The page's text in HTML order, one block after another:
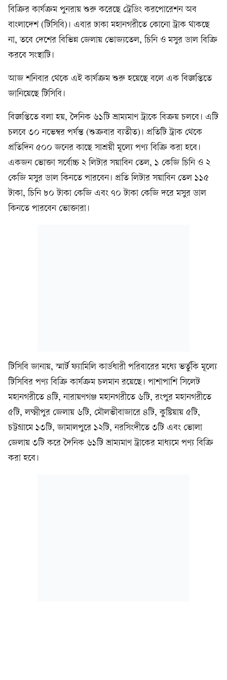
বিক্রির কার্যক্রম পুনরায় শুরু করেছে ট্রেডিং করপোরেশন অব
বাংলাদেশ (টিসিবি)। এবার ঢাকা মহানগরীতে কোনো ট্রাক থাকছে
না, তবে দেশের বিভিন্ন জেলায় ভোজ্যতেল, চিনি ও মসুর ডাল বিক্রি
করবে সংস্থাটি।
আজ শনিবার থেকে এই কার্যক্রম শুরু হয়েছে বলে এক বিজ্ঞপ্তিতে
জানিয়েছে টিসিবি।
বিজ্ঞপ্তিতে বলা হয়, দৈনিক ৬১টি ভ্রাম্যমাণ ট্রাকে বিক্রয় চলবে। এটি
চলবে ৩০ নভেম্বর পর্যন্ত (শুক্রবার ব্যতীত)। প্রতিটি ট্রাক থেকে
প্রতিদিন ৫০০ জনের কাছে সাশ্রয়ী মূল্যে পণ্য বিক্রি করা হবে।
একজন ভোক্তা সর্বোচ্চ ২ লিটার সয়াবিন তেল, ১ কেজি চিনি ও ২
কেজি মসুর ডাল কিনতে পারবেন। প্রতি লিটার সয়াবিন তেল ১১৫
টাকা, চিনি ৮০ টাকা কেজি এবং ৭০ টাকা কেজি দরে মসুর ডাল
কিনতে পারবেন ভোক্তারা।
টিসিবি জানায়, স্মার্ট ফ্যামিলি কার্ডধারী পরিবারের মধ্যে ভর্তুকি মূল্যে
টিসিবির পণ্য বিক্রি কার্যক্রম চলমান রয়েছে। পাশাপাশি সিলেট
মহানগরীতে ৪টি, নারায়ণগঞ্জ মহানগরীতে ৬টি, রংপুর মহানগরীতে
৫টি, লক্ষ্মীপুর জেলায় ৬টি, মৌলভীবাজারে ৪টি, কুষ্টিয়ায় ৫টি,
চট্টগ্রামে ১৩টি, জামালপুরে ১২টি, নরসিংদীতে ৩টি এবং ভোলা
জেলায় ৩টি করে দৈনিক ৬১টি ভ্রাম্যমাণ ট্রাকের মাধ্যমে পণ্য বিক্রি
করা হবে।